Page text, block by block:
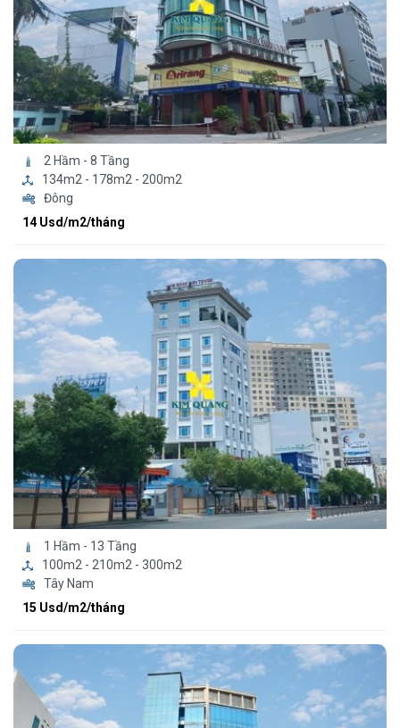
2 Hầm - 8 Tầng
134m2 - 178m2 - 200m2
Đông
14 Usd/m2/tháng
1 Hầm - 13 Tầng
100m2 - 210m2 - 300m2
Tây Nam
15 Usd/m2/tháng